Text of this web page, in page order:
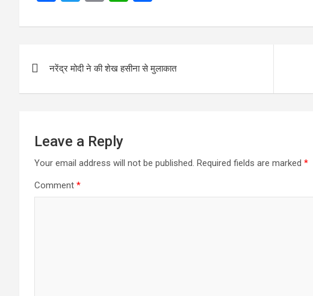
ce
o
o
tt ail at
A
p
ar
navigation
नरेंद्र मोदी ने की शेख हसीना से मुलाकात
Leave a Reply
Your email address will not be published. Required fields are marked *
Comment *